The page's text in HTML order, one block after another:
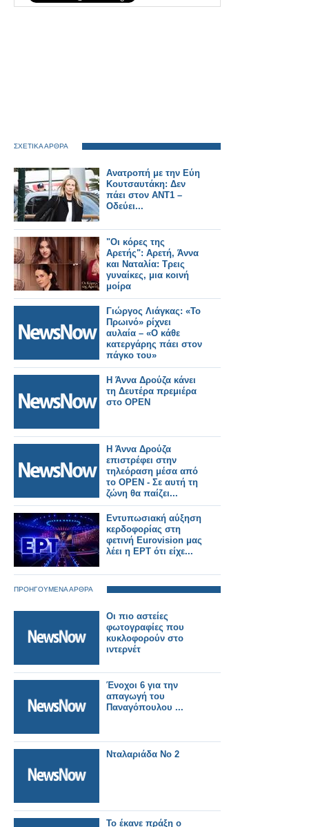
ΣΧΕΤΙΚΑ ΑΡΘΡΑ
Ανατροπή με την Εύη
Κουτσαυτάκη: Δεν
πάει στον ΑΝΤ1 –
Οδεύει...
"Οι κόρες της
Αρετής": Αρετή, Άννα
και Ναταλία: Τρεις
γυναίκες, μια κοινή
μοίρα
Γιώργος Λιάγκας: «Το
Πρωινό» ρίχνει
αυλαία – «Ο κάθε
κατεργάρης πάει στον
πάγκο του»
Η Άννα Δρούζα κάνει
τη Δευτέρα πρεμιέρα
στο OPEN
Η Άννα Δρούζα
επιστρέφει στην
τηλεόραση μέσα από
το OPEN - Σε αυτή τη
ζώνη θα παίζει...
Εντυπωσιακή αύξηση
κερδοφορίας στη
φετινή Eurovision μας
λέει η ΕΡΤ ότι είχε...
ΠΡΟΗΓΟΥΜΕΝΑ ΑΡΘΡΑ
Οι πιο αστείες
φωτογραφίες που
κυκλοφορούν στο
ιντερνέτ
Ένοχοι 6 για την
απαγωγή του
Παναγόπουλου ...
Νταλαριάδα Νο 2
Το έκανε πράξη ο